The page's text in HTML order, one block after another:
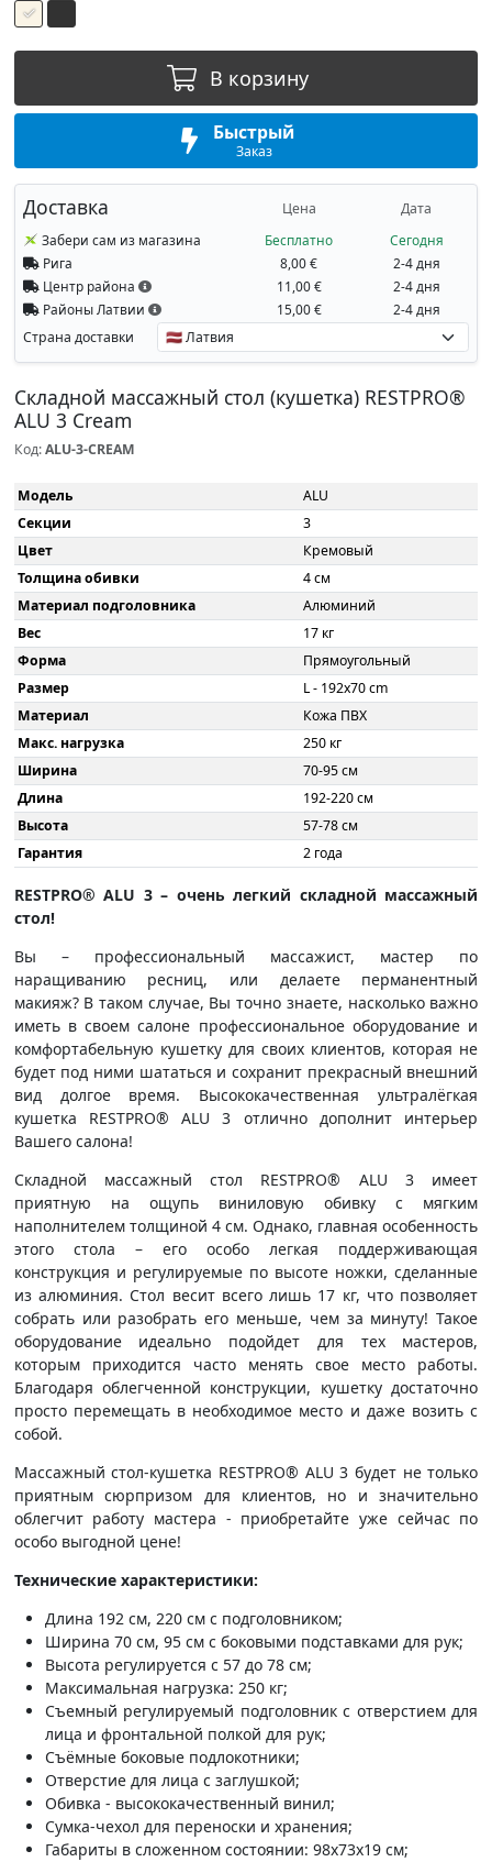
В корзину
Быстрый
Заказ
Доставка Цена Дата
Забери сам из магазина Бесплатно
Сегодня
Рига
8,00 €
2-4 дня
Центр района
11,00 €
2-4 дня
Районы Латвии
15,00 € 2-4 дня
Страна доставки
Складной массажный стол (кушетка) RESTPRO®
ALU 3 Cream
Код:ALU-3-CREAM
Модель
ALU
Секции
3
Цвет
Кремовый
Толщина обивки
4 см
Материал подголовника
Алюминий
Вес
17 кг
Форма
Прямоугольный
Размер
L - 192x70 cm
Материал
Кожа ПВХ
Макс. нагрузка
250 кг
Ширина
70-95 см
Длина
192-220 см
Высота
57-78 см
Гарантия
2 года
RESTPRO® ALU 3 – очень легкий складной массажный
стол!
Вы – профессиональный массажист, мастер по
наращиванию ресниц, или делаете перманентный
макияж? В таком случае, Вы точно знаете, насколько важно
иметь в своем салоне профессиональное оборудование и
комфортабельную кушетку для своих клиентов, которая не
будет под ними шататься и сохранит прекрасный внешний
вид долгое время. Высококачественная ультралёгкая
кушетка RESTPRO® ALU 3 отлично дополнит интерьер
Вашего салона!
Складной массажный стол RESTPRO® ALU 3 имеет
приятную на ощупь виниловую обивку с мягким
наполнителем толщиной 4 см. Однако, главная особенность
этого стола – его особо легкая поддерживающая
конструкция и регулируемые по высоте ножки, сделанные
из алюминия. Стол весит всего лишь 17 кг, что позволяет
собрать или разобрать его меньше, чем за минуту! Такое
оборудование идеально подойдет для тех мастеров,
которым приходится часто менять свое место работы.
Благодаря облегченной конструкции, кушетку достаточно
просто перемещать в необходимое место и даже возить с
собой.
Массажный стол-кушетка RESTPRO® ALU 3 будет не только
приятным сюрпризом для клиентов, но и значительно
облегчит работу мастера - приобретайте уже сейчас по
особо выгодной цене!
Технические характеристики:
Длина 192 см, 220 см с подголовником;
Ширина 70 см, 95 см с боковыми подставками для рук;
Высота регулируется с 57 до 78 см;
Максимальная нагрузка: 250 кг;
Съемный регулируемый подголовник с отверстием для
лица и фронтальной полкой для рук;
Съёмные боковые подлокотники;
Отверстие для лица с заглушкой;
Обивка - высококачественный винил;
Сумка-чехол для переноски и хранения;
Габариты в сложенном состоянии: 98x73x19 см;